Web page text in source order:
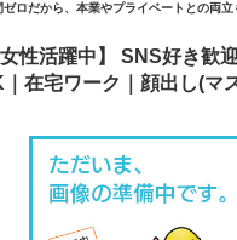
ゼロだから、本業やプライベートとの両
女性活躍中】 SNS好き歓
在宅ワーク｜顔出し(マ